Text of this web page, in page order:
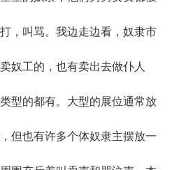
，叫骂。我边走边看，奴隶市
奴工的，也有卖出去做仆人
型的都有。大型的展位通常放
但也有许多个体奴隶主摆放一